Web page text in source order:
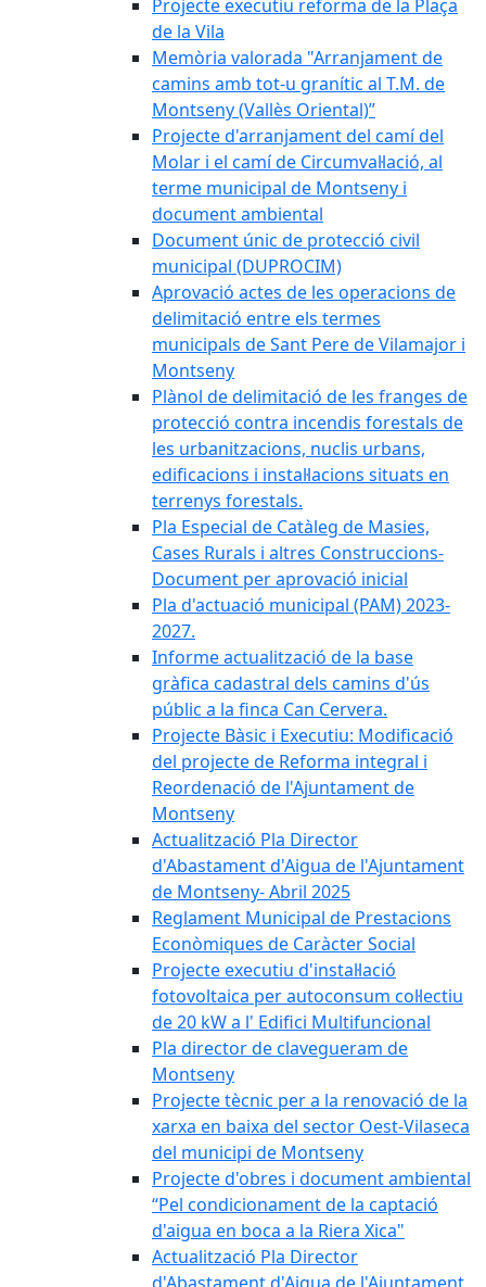
Projecte executiu reforma de la Plaça
de la Vila
Memòria valorada "Arranjament de
camins amb tot-u granític al T.M. de
Montseny (Vallès Oriental)”
Projecte d'arranjament del camí del
Molar i el camí de Circumval·lació, al
terme municipal de Montseny i
document ambiental
Document únic de protecció civil
municipal (DUPROCIM)
Aprovació actes de les operacions de
delimitació entre els termes
municipals de Sant Pere de Vilamajor i
Montseny
Plànol de delimitació de les franges de
protecció contra incendis forestals de
les urbanitzacions, nuclis urbans,
edificacions i instal·lacions situats en
terrenys forestals.
Pla Especial de Catàleg de Masies,
Cases Rurals i altres Construccions-
Document per aprovació inicial
Pla d'actuació municipal (PAM) 2023-
2027.
Informe actualització de la base
gràfica cadastral dels camins d'ús
públic a la finca Can Cervera.
Projecte Bàsic i Executiu: Modificació
del projecte de Reforma integral i
Reordenació de l'Ajuntament de
Montseny
Actualització Pla Director
d'Abastament d'Aigua de l'Ajuntament
de Montseny- Abril 2025
Reglament Municipal de Prestacions
Econòmiques de Caràcter Social
Projecte executiu d'instal·lació
fotovoltaica per autoconsum col·lectiu
de 20 kW a l' Edifici Multifuncional
Pla director de clavegueram de
Montseny
Projecte tècnic per a la renovació de la
xarxa en baixa del sector Oest-Vilaseca
del municipi de Montseny
Projecte d'obres i document ambiental
“Pel condicionament de la captació
d'aigua en boca a la Riera Xica"
Actualització Pla Director